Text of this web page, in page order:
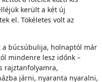
került a két új
el. Tökéletes volt az
a búcsúbulija, holnaptól már
mindenre lesz időnk –
rajztanfolyamra,
járni, nyaranta nyaralni,